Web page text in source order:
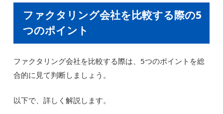
ファクタリング会社を比較する際の5
つのポイント
ファクタリング会社を比較する際は、5つのポイントを総
合的に見て判断しましょう。
以下で、詳しく解説します。